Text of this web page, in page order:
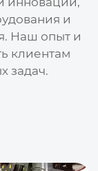
и
Наш опыт и
клиентам
задач.